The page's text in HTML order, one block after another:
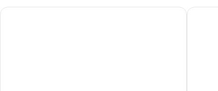
Radisson Collection Grand Place Brussels